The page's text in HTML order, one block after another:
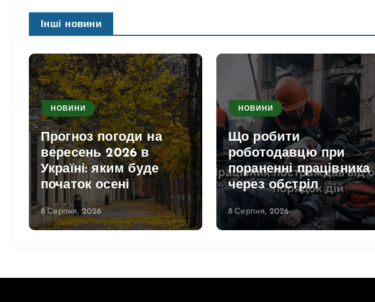
Інші новини
НОВИНИ
Прогноз погоди на
вересень 2026 в
Україні: яким буде
початок осені
8 Серпня, 2026
НОВИНИ
Що робити
роботодавцю при
пораненні працівника
через обстріл
8 Серпня, 2026